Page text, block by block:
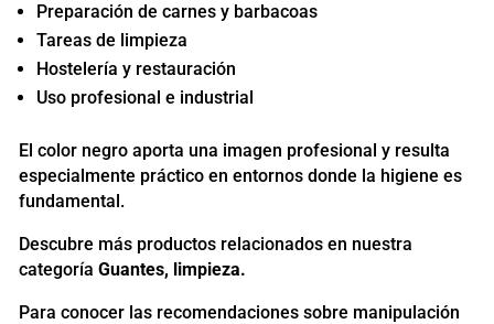
Preparación de carnes y barbacoas
Tareas de limpieza
Hostelería y restauración
Uso profesional e industrial
El color negro aporta una imagen profesional y resulta
especialmente práctico en entornos donde la higiene es
fundamental.
Descubre más productos relacionados en nuestra
categoría Guantes, limpieza.
Para conocer las recomendaciones sobre manipulación